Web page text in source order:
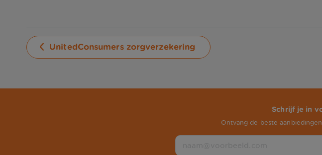
UnitedConsumers zorgverzekering
Schrijf je in
Ontvang de beste